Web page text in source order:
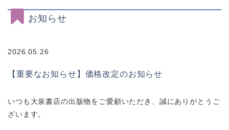
お知らせ
2026.05.26
【重要なお知らせ】価格改定のお知らせ
いつも大泉書店の出版物をご愛顧いただき、誠にありがとうご
ざいます。